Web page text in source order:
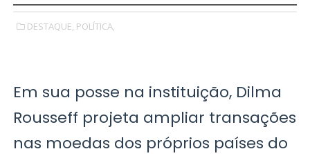
DESTAQUE, POLÍTICA,
Em sua posse na instituição, Dilma
Rousseff projeta ampliar transações
nas moedas dos próprios países do